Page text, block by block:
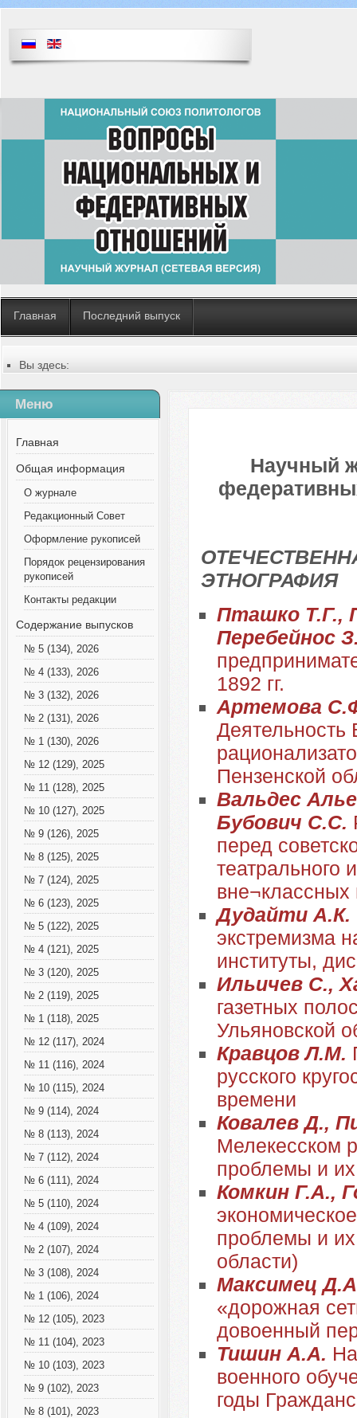
Главная Последний выпуск
Вы здесь:
Содержание выпусков
№ 2 (83), 2022
Русский
Меню
Главная
Общая информация
О журнале
Редакционный Совет
Оформление рукописей
Порядок рецензирования
рукописей
Контакты редакции
Содержание выпусков
№ 5 (134), 2026
№ 4 (133), 2026
№ 3 (132), 2026
№ 2 (131), 2026
№ 1 (130), 2026
№ 12 (129), 2025
№ 11 (128), 2025
№ 10 (127), 2025
№ 9 (126), 2025
№ 8 (125), 2025
№ 7 (124), 2025
№ 6 (123), 2025
№ 5 (122), 2025
№ 4 (121), 2025
№ 3 (120), 2025
№ 2 (119), 2025
№ 1 (118), 2025
№ 12 (117), 2024
№ 11 (116), 2024
№ 10 (115), 2024
№ 9 (114), 2024
№ 8 (113), 2024
№ 7 (112), 2024
№ 6 (111), 2024
№ 5 (110), 2024
№ 4 (109), 2024
№ 2 (107), 2024
№ 3 (108), 2024
№ 1 (106), 2024
№ 12 (105), 2023
№ 11 (104), 2023
№ 10 (103), 2023
№ 9 (102), 2023
№ 8 (101), 2023
Научный
ЭТНОГРАФИЯ
Пташко Т.Г.,
Перебейнос
1892 гг.
Артемова
Деятельность
Пензенской
Вальдес
Бубович С.С.
перед
театрального
Дудайти А.К.
экстремизма
институты,
Ильичев С.,
газетных
Ульяновской
Кравцов Л.М.
русского
времени
Ковалев Д.,
Мелекесском
проблемы и
Комкин Г.А.,
проблемы и
области)
Максимец
«дорожная
довоенный
Тишин А.А.
военного
годы